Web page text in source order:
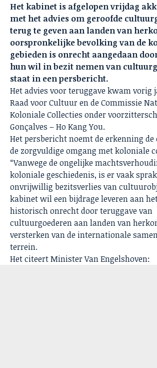
Het kabinet is afgelopen vrijdag
met het advies om geroofde
terug te geven aan landen van
oorspronkelijke bevolking van de
gebieden is onrecht aangedaan
hun wil in bezit nemen van
staat in een persbericht.
Het advies voor teruggave kwam vorig
Raad voor Cultuur en de Commissie
Koloniale Collecties onder
Gonçalves – Ho Kang You.
Het persbericht noemt de erkenning de
de zorgvuldige omgang met koloniale
“Vanwege de ongelijke
koloniale geschiedenis, is er vaak
onvrijwillig bezitsverlies van
kabinet wil een bijdrage leveren aan
historisch onrecht door teruggave van
cultuurgoederen aan landen van
versterken van de internationale
terrein.
Het citeert Minister Van Engelshoven: